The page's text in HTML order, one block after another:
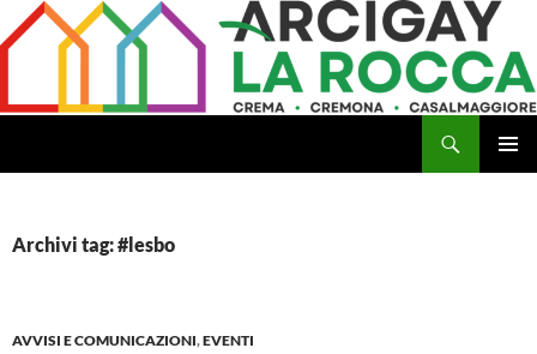
al
Archivi tag: #lesbo
AVVISI E COMUNICAZIONI,EVENTI